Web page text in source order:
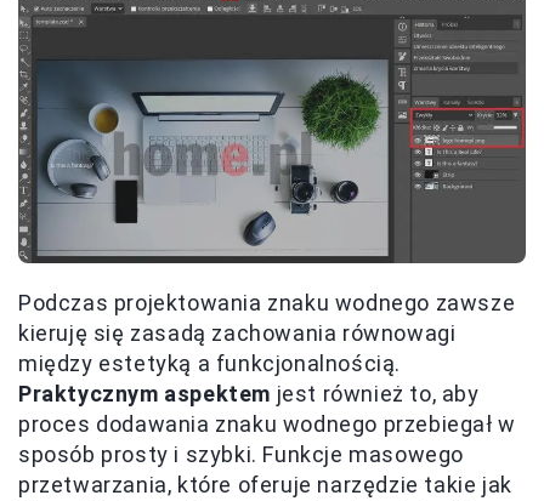
Podczas projektowania znaku wodnego zawsze
kieruję się zasadą zachowania równowagi
między estetyką a funkcjonalnością.
Praktycznym aspektem jest również to, aby
proces dodawania znaku wodnego przebiegał w
sposób prosty i szybki. Funkcje masowego
przetwarzania, które oferuje narzędzie takie jak